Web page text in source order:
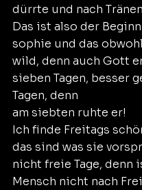
dürrte und nach
Das ist also der
sophie und das
wild, denn auch Gott
sieben Tagen, besser
Tagen, denn
am siebten ruhte er!
Ich finde Freitags
das sind was sie
nicht freie Tage, denn
Mensch nicht nach